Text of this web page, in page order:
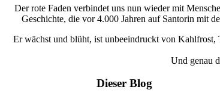
Der rote Faden verbindet uns nun wieder mit
Geschichte, die vor 4.000 Jahren auf Santorin mit
Er wächst und blüht, ist unbeeindruckt von
Und genau
Dieser Blog